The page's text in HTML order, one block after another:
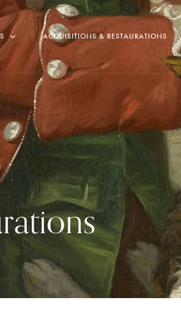
ACQUISITIONS & RESTAURATIONS